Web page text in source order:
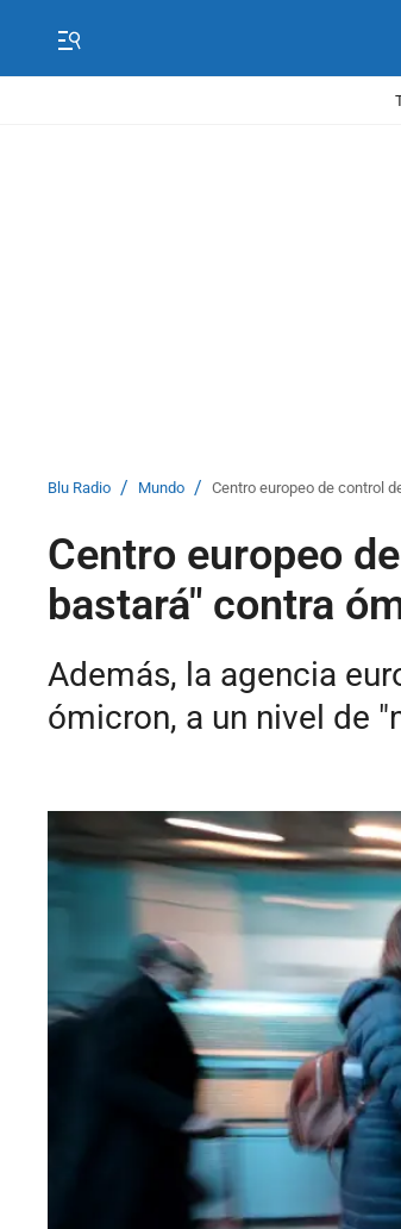
Blu Radio / Mundo / Centro europeo de control
Centro europeo
bastará" contra
Además, la agencia
ómicron, a un nivel de